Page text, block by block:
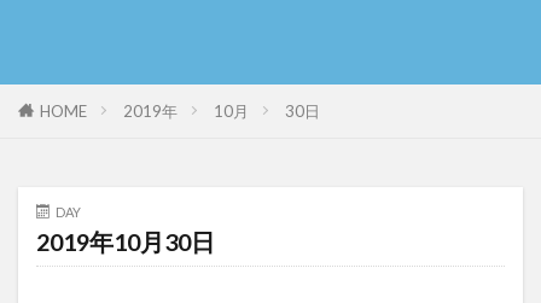
HOME 2019年 10月 30日
DAY
2019年10月30日